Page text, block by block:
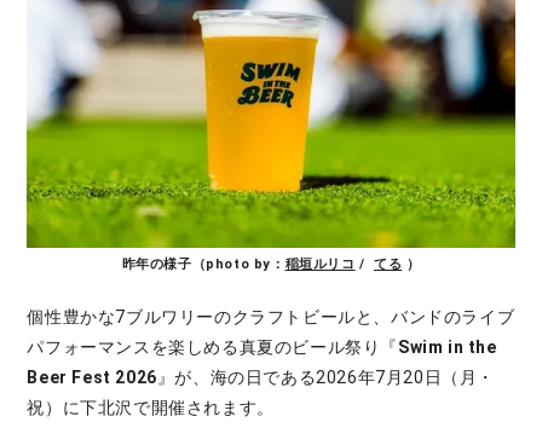
昨年の様子（photo by： 稲垣ルリコ / てる ）
個性豊かな7ブルワリーのクラフトビールと、バンドのライブ
パフォーマンスを楽しめる真夏のビール祭り『Swim in the
Beer Fest 2026 』が、海の日である2026年7月20日（月・
祝）に下北沢で開催されます。